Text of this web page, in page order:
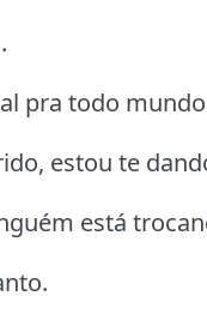
pra todo
estou te
está